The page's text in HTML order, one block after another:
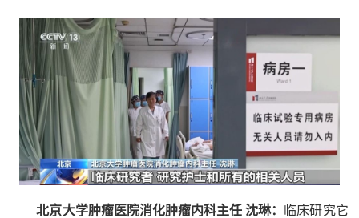
北京大学肿瘤医院消化肿瘤内科主任 沈琳：
临床研究它